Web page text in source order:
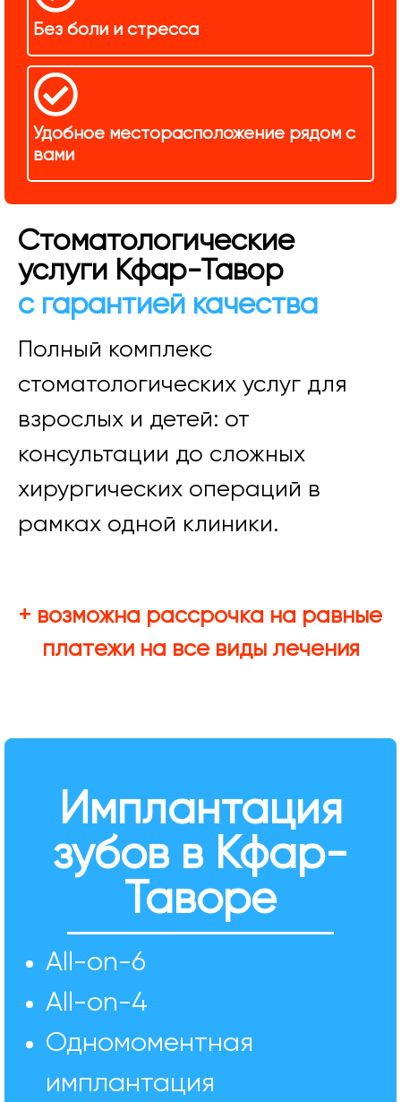
Без боли и стресса
Удобное месторасположение рядом с
вами
Стоматологические
услуги Кфар-Тавор
с гарантией качества
Полный комплекс
стоматологических услуг для
взрослых и детей: от
консультации до сложных
хирургических операций в
рамках одной клиники.
+ возможна рассрочка на равные
платежи на все виды лечения
Имплантация
зубов в Кфар-
Таворе
All-on-6
All-on-4
Одномоментная
имплантация